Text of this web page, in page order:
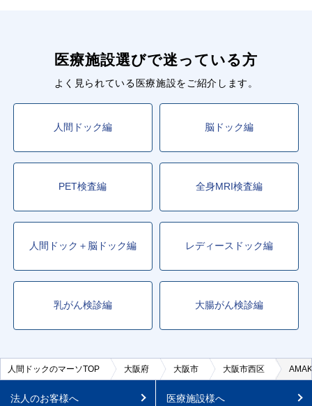
医療施設選びで迷っている方
よく見られている医療施設をご紹介します。
人間ドック編 脳ドック編
PET検査編 全身MRI検査編
人間ドック＋脳ドック編 レディースドック編
乳がん検診編 大腸がん検診編
人間ドックのマーソTOP 大阪府 大阪市 大阪市西区
法人のお客様へ 医療施設様へ